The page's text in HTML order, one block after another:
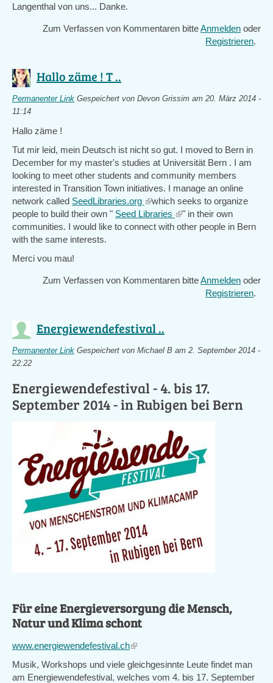
Langenthal von uns... Danke.
Zum Verfassen von Kommentaren bitteAnmelden oder
Registrieren.
Hallo zäme ! T ..
Permanenter Link Gespeichert von Devon Grissim am 20. März 2014 -
11:14
Hallo zäme !
Tut mir leid, mein Deutsch ist nicht so gut. I moved to Bern in
December for my master's studies at Universität Bern . I am
looking to meet other students and community members
interested in Transition Town initiatives. I manage an online
network called SeedLibraries.org (link
is
external)
which seeks to organize
people to build their own " Seed Libraries (link
is
" in their own
communities. I would like to connect with other people in Bern
with the same interests.
Merci vou mau!
Zum Verfassen von Kommentaren bitteAnmelden oder
Registrieren.
Energiewendefestival ..
Permanenter Link Gespeichert von Michael B am 2. September 2014 -
22:22
Energiewendefestival - 4. bis 17.
September 2014 - in Rubigen bei Bern
Für eine Energieversorgung die Mensch,
Natur und Klima schont
www.energiewendefestival.ch(link
external)
Musik, Workshops und viele gleichgesinnte Leute findet man
am Energiewendefestival, welches vom 4. bis 17. September